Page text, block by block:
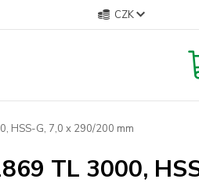
CZK
HSS-G, 7,0 x 290/200 mm
TL 3000,